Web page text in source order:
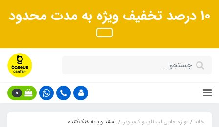
10 درصد تخفیف ویژه به مدت محدود
0
خانه لوازم جانبی لپ تاپ و کامپیوتر استند و پایه خنک‌کننده